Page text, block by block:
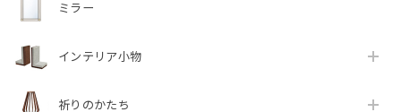
ミラー
インテリア小物
祈りのかたち